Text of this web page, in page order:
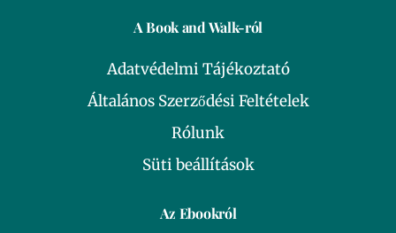
A Book and Walk-ról
Adatvédelmi Tájékoztató
Általános Szerződési Feltételek
Rólunk
Süti beállítások
Az Ebookról